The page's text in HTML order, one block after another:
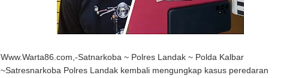
Www.Warta86.com,-Satnarkoba ~ Polres Landak ~ Polda Kalbar
~Satresnarkoba Polres Landak kembali mengungkap kasus peredaran